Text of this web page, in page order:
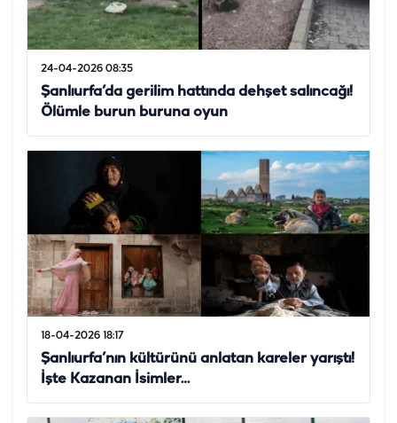
24-04-2026 08:35
Şanlıurfa’da gerilim hattında dehşet salıncağı!
Ölümle burun buruna oyun
18-04-2026 18:17
Şanlıurfa’nın kültürünü anlatan kareler yarıştı!
İşte Kazanan İsimler…